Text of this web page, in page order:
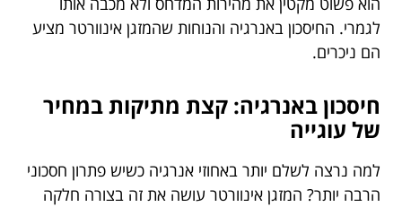
לגמרי. החיסכון באנרגיה והנוחות שהמזגן אינוורטר מציע
הם ניכרים.
חיסכון באנרגיה: קצת מתיקות במחיר
של עוגייה
למה נרצה לשלם יותר באחוזי אנרגיה כשיש פתרון חסכוני
הרבה יותר? המזגן אינוורטר עושה את זה בצורה חלקה